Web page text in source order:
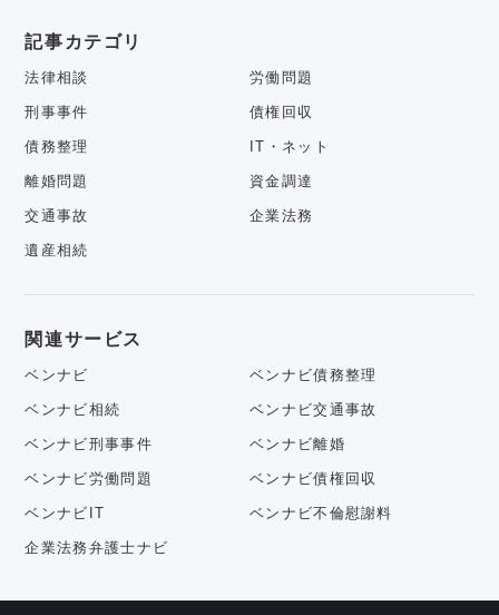
記事カテゴリ
法律相談 労働問題
刑事事件 債権回収
債務整理 IT・ネット
離婚問題 資金調達
交通事故 企業法務
遺産相続
関連サービス
ベンナビ ベンナビ債務整理
ベンナビ相続 ベンナビ交通事故
ベンナビ刑事事件 ベンナビ離婚
ベンナビ労働問題 ベンナビ債権回収
ベンナビIT ベンナビ不倫慰謝料
企業法務弁護士ナビ